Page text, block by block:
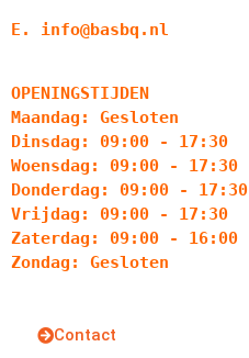
E. info@basbq.nl
OPENINGSTIJDEN
Maandag: Gesloten
Dinsdag: 09:00 - 17:30
Woensdag: 09:00 - 17:30
Donderdag: 09:00 - 17:30
Vrijdag: 09:00 - 17:30
Zaterdag: 09:00 - 16:00
Zondag: Gesloten
Contact